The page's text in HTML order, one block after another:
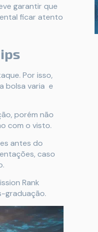
garantir que
ficar atento
Por isso,
bolsa varia e
porém não
com o visto.
antes do
caso
Rank
graduação.